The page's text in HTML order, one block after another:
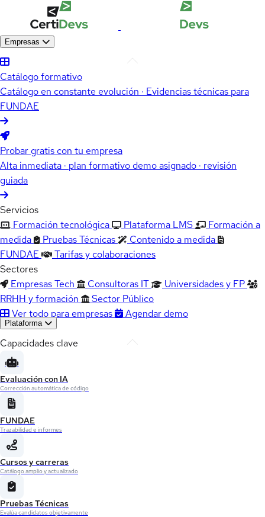
Empresas
Catálogo formativo
Catálogo en constante evolución · Evidencias técnicas para
FUNDAE
Probar gratis con tu empresa
Alta inmediata · plan formativo demo asignado · revisión
guiada
Servicios
Formación tecnológica
Plataforma LMS
Formación a
medida
Pruebas Técnicas
Contenido a medida
FUNDAE
Tarifas y colaboraciones
Sectores
Empresas Tech
Consultoras IT
Universidades y FP
RRHH y formación
Sector Público
Ver todo para empresas
Agendar demo
Plataforma
Capacidades clave
Evaluación con IA
Corrección automática de código
FUNDAE
Trazabilidad e informes
Cursos y carreras
Catálogo amplio y actualizado
Pruebas Técnicas
Evalúa candidatos objetivamente